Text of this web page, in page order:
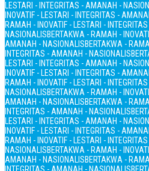
LESTARI - INTEGRITAS - AMANAH -
INOVATIF - LESTARI - INTEGRITAS -
RAMAH - INOVATIF - LESTARI -
NASIONALISBERTAKWA - RAMAH -
AMANAH - NASIONALISBERTAKWA -
INTEGRITAS - AMANAH - NASIONALIS
LESTARI - INTEGRITAS - AMANAH -
INOVATIF - LESTARI - INTEGRITAS -
RAMAH - INOVATIF - LESTARI -
NASIONALISBERTAKWA - RAMAH -
AMANAH - NASIONALISBERTAKWA -
INTEGRITAS - AMANAH - NASIONALIS
LESTARI - INTEGRITAS - AMANAH -
INOVATIF - LESTARI - INTEGRITAS -
RAMAH - INOVATIF - LESTARI -
NASIONALISBERTAKWA - RAMAH -
AMANAH - NASIONALISBERTAKWA -